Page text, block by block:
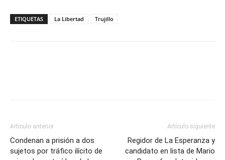
ETIQUETAS La Libertad Trujillo
Artículo anterior
Condenan a prisión a dos
sujetos por tráfico ilícito de
Artículo siguiente
Regidor de La Esperanza y
candidato en lista de Mario